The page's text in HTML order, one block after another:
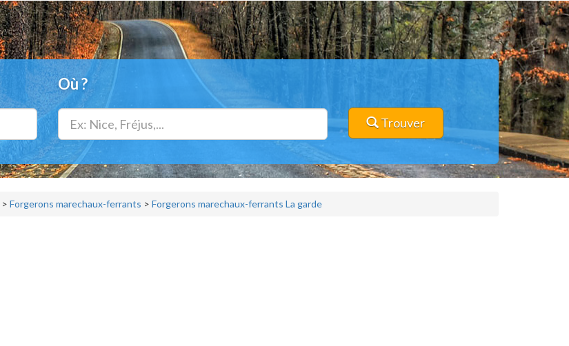
Où ?
Trouver
> Forgerons marechaux-ferrants > Forgerons marechaux-ferrants La garde